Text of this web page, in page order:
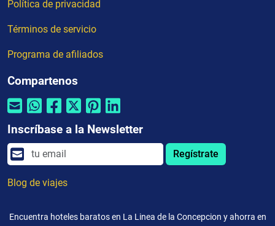
Política de privacidad
Términos de servicio
Programa de afiliados
Compartenos
Inscríbase a la Newsletter
Regístrate
Blog de viajes
Encuentra hoteles baratos en La Linea de la Concepcion y ahorra en